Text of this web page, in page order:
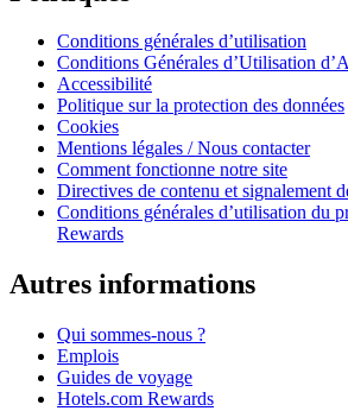
Conditions générales d’utilisation
Conditions Générales d’Utilisation
Accessibilité
Politique sur la protection des données
Cookies
Mentions légales / Nous contacter
Comment fonctionne notre site
Directives de contenu et signalement
Conditions générales d’utilisation du
Rewards
Autres informations
Qui sommes-nous ?
Emplois
Guides de voyage
Hotels.com Rewards